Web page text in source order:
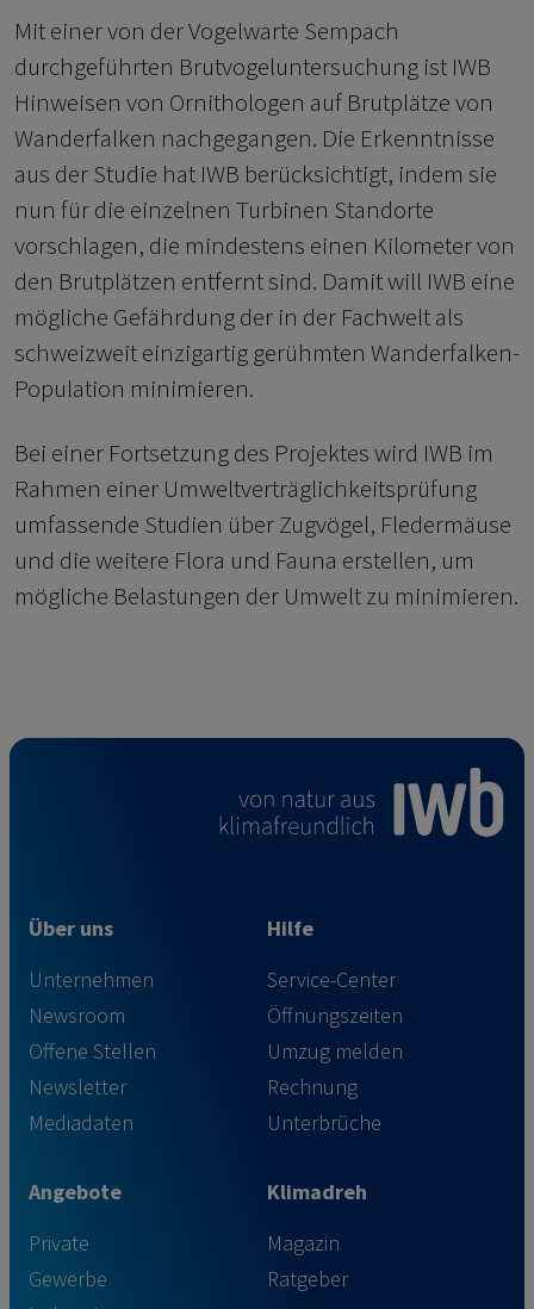
Mit einer von der Vogelwarte Sempach
durchgeführten Brutvogeluntersuchung ist IWB
Hinweisen von Ornithologen auf Brutplätze von
Wanderfalken nachgegangen. Die Erkenntnisse
aus der Studie hat IWB berücksichtigt, indem sie
nun für die einzelnen Turbinen Standorte
vorschlagen, die mindestens einen Kilometer von
den Brutplätzen entfernt sind. Damit will IWB eine
mögliche Gefährdung der in der Fachwelt als
schweizweit einzigartig gerühmten Wanderfalken-
Population minimieren.
Bei einer Fortsetzung des Projektes wird IWB im
Rahmen einer Umweltverträglichkeitsprüfung
umfassende Studien über Zugvögel, Fledermäuse
und die weitere Flora und Fauna erstellen, um
mögliche Belastungen der Umwelt zu minimieren.
Über uns
Unternehmen
Newsroom
Offene Stellen
Newsletter
Mediadaten
Hilfe
Service-Center
Öffnungszeiten
Umzug melden
Rechnung
Unterbrüche
Angebote
Private
Gewerbe
Klimadreh
Magazin
Ratgeber